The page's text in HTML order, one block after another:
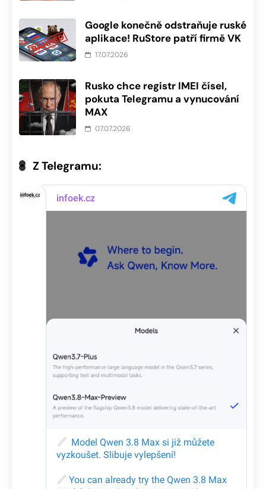
Google konečně odstraňuje ruské
aplikace! RuStore patří firmě VK
17.07.2026
Rusko chce registr IMEI čísel,
pokuta Telegramu a vynucování
MAX
07.07.2026
Z Telegramu: